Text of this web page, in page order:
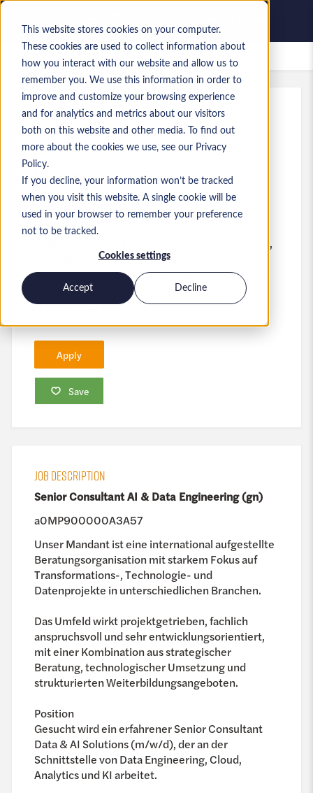
This website stores cookies on your computer.
These cookies are used to collect information about
how you interact with our website and allow us to
remember you. We use this information in order to
improve and customize your browsing experience
and for analytics and metrics about our visitors
both on this website and other media. To find out
more about the cookies we use, see our Privacy
Policy.
If you decline, your information won’t be tracked
when you visit this website. A single cookie will be
used in your browser to remember your preference
not to be tracked.
Cookies settings
Accept Decline
Saved jobs
Ref:a0MP900000A3A57
SENIOR CONSULTANT AI & DATA ENGINEERING (GN)
Germany
€85,000 to €95,000 EUR
Developer / Programmer
Role
Skills: AI, DATA Engineering, Azure, AWS, GCP,
Databricks, Snowflake,
Unternehmensberatung, Python, Java, Scala,
SQL, Agile, Scrum, DevOps, CI/CD
Level:Senior
Save
Apply
JOB DESCRIPTION
Senior Consultant AI & Data Engineering (gn)
a0MP900000A3A57
Unser Mandant ist eine international aufgestellte
Beratungsorganisation mit starkem Fokus auf
Transformations-, Technologie- und
Datenprojekte in unterschiedlichen Branchen.
Das Umfeld wirkt projektgetrieben, fachlich
anspruchsvoll und sehr entwicklungsorientiert,
mit einer Kombination aus strategischer
Beratung, technologischer Umsetzung und
strukturierten Weiterbildungsangeboten.
Position
Gesucht wird ein erfahrener Senior Consultant
Data & AI Solutions (m/w/d), der an der
Schnittstelle von Data Engineering, Cloud,
Analytics und KI arbeitet.